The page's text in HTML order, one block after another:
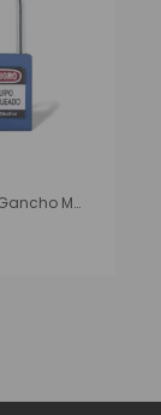
Candado Gancho Metálico Azul B